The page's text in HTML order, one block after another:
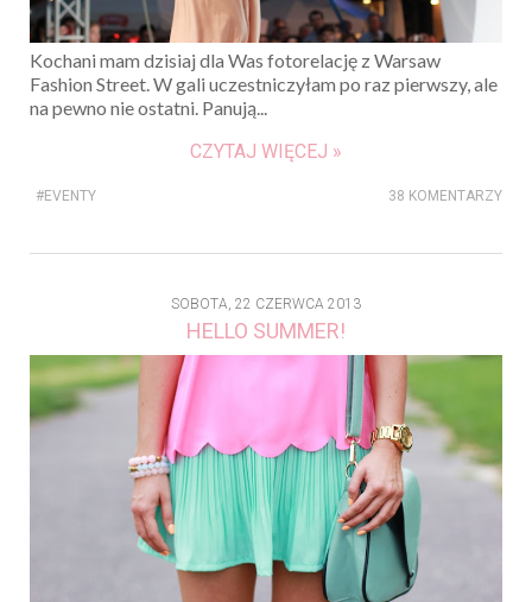
Kochani mam dzisiaj dla Was fotorelację z Warsaw
Fashion Street. W gali uczestniczyłam po raz pierwszy, ale
na pewno nie ostatni. Panują...
CZYTAJ WIĘCEJ »
#EVENTY 38 KOMENTARZY
SOBOTA, 22 CZERWCA 2013
HELLO SUMMER!